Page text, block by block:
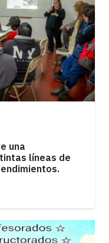
caída en
de la